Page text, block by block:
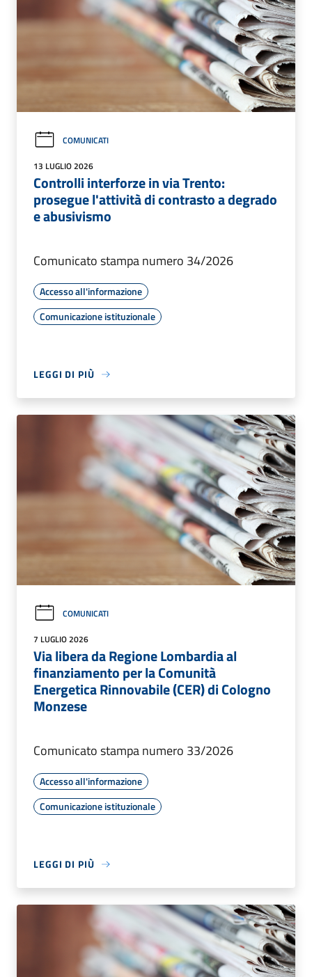
COMUNICATI
13 LUGLIO 2026
Controlli interforze in via Trento:
prosegue l'attività di contrasto a degrado
e abusivismo
Comunicato stampa numero 34/2026
Accesso all'informazione
Comunicazione istituzionale
LEGGI DI PIÙ
COMUNICATI
7 LUGLIO 2026
Via libera da Regione Lombardia al
finanziamento per la Comunità
Energetica Rinnovabile (CER) di Cologno
Monzese
Comunicato stampa numero 33/2026
Accesso all'informazione
Comunicazione istituzionale
LEGGI DI PIÙ